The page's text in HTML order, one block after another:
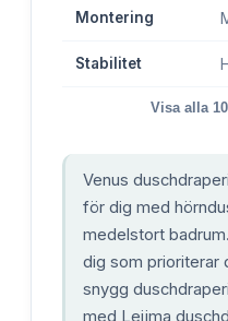
Montering
Stabilitet
Visa alla 10
Venus
för dig med
medelstort
dig som prioriterar
snygg
med Leijma